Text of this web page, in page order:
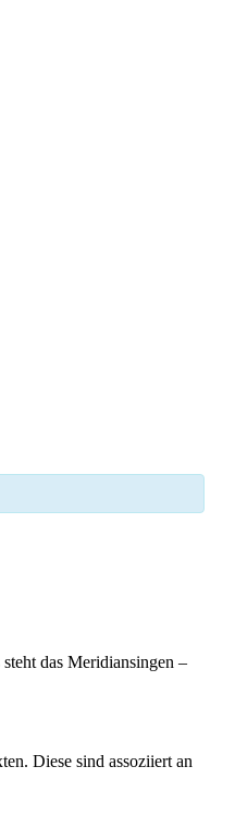
das Meridiansingen –
Diese sind assoziiert an